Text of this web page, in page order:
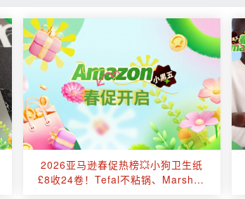
2026亚马逊春促热榜💥小狗卫生纸
£8收24卷！Tefal不粘锅、Marshall